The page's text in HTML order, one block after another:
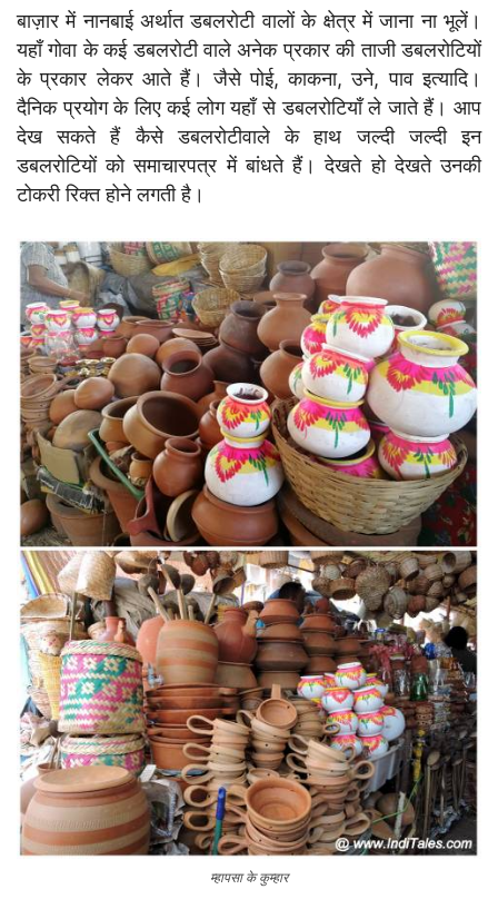
बाज़ार में नानबाई अर्थात डबलरोटी वालों के क्षेत्र में जाना ना भूलें।
यहाँ गोवा के कई डबलरोटी वाले अनेक प्रकार की ताजी डबलरोटियों
के प्रकार लेकर आते हैं। जैसे पोई, काकना, उने, पाव इत्यादि।
दैनिक प्रयोग के लिए कई लोग यहाँ से डबलरोटियाँ ले जाते हैं। आप
देख सकते हैं कैसे डबलरोटीवाले के हाथ जल्दी जल्दी इन
डबलरोटियों को समाचारपत्र में बांधते हैं। देखते हो देखते उनकी
टोकरी रिक्त होने लगती है।
म्हापसा के कुम्हार